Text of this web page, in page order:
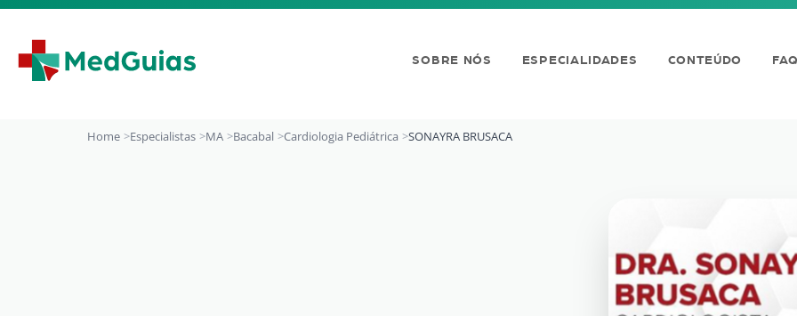
Ir para o conteúdo
SOBRE NÓS ESPECIALIDADES CONTEÚDO FAQ
Home Especialistas MA Bacabal Cardiologia Pediátrica SONAYRA BRUSACA